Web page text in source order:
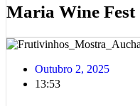
Maria Wine Fest
Outubro 2, 2025
13:53